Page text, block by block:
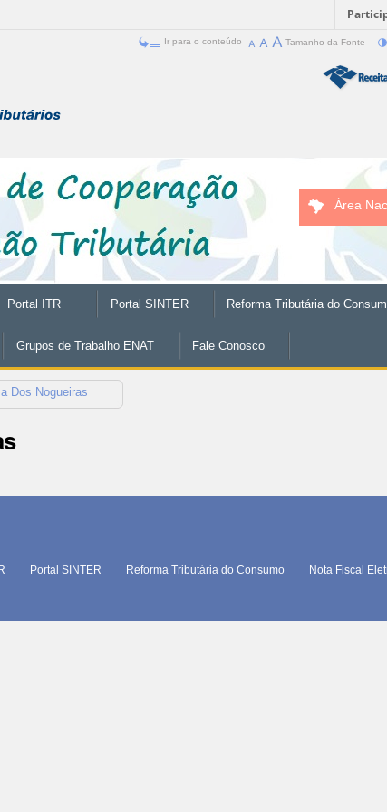
Ir para o conteúdo Tamanho da Fonte
Área
Portal ITR Portal SINTER Reforma Tributária do
Grupos de Trabalho ENAT Fale Conosco
Dos Nogueiras
Portal SINTER Reforma Tributária do Consumo Nota Fiscal